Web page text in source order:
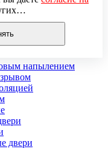
открывания
напылением
двери
адрес, сведения о
и т. п.)
нашей
обрабатывались,
покиньте сайт.